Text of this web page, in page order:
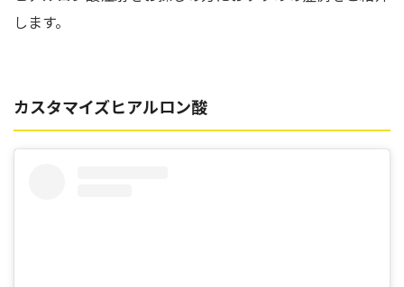
します。
カスタマイズヒアルロン酸